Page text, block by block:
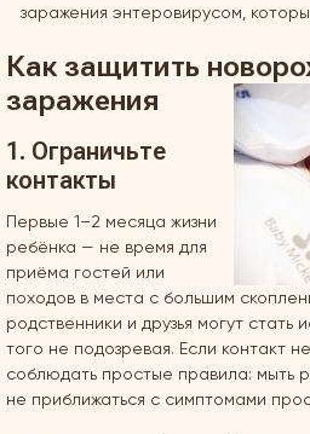
заражения энтеровирусом,
Как защитить
заражения
1. Ограничьте
контакты
Первые 1–2 месяца жизни
ребёнка — не время для
приёма гостей или
походов в места с большим
родственники и друзья могут стать
того не подозревая. Если контакт
соблюдать простые правила: мыть
не приближаться с симптомами